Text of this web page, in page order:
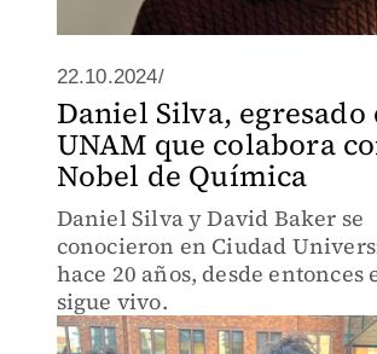
22.10.2024/
Daniel Silva, egresado
UNAM que colabora
Nobel de Química
Daniel Silva y David Baker se
conocieron en Ciudad
hace 20 años, desde
sigue vivo.